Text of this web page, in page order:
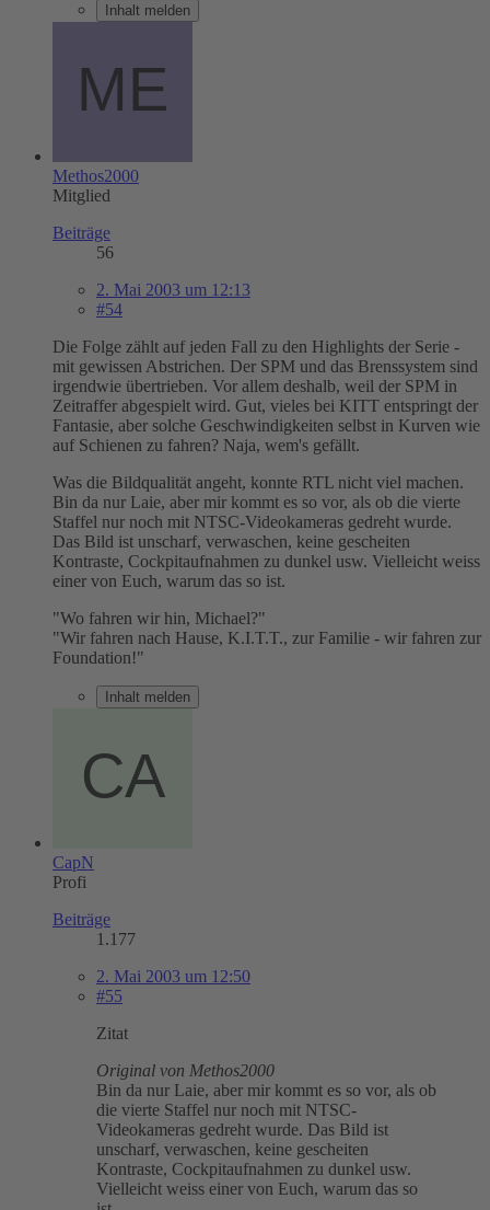
Inhalt melden
Methos2000
Mitglied
Beiträge
56
2. Mai 2003 um 12:13
#54
Die Folge zählt auf jeden Fall zu den Highlights der Serie -
mit gewissen Abstrichen. Der SPM und das Brenssystem sind
irgendwie übertrieben. Vor allem deshalb, weil der SPM in
Zeitraffer abgespielt wird. Gut, vieles bei KITT entspringt der
Fantasie, aber solche Geschwindigkeiten selbst in Kurven wie
auf Schienen zu fahren? Naja, wem's gefällt.
Was die Bildqualität angeht, konnte RTL nicht viel machen.
Bin da nur Laie, aber mir kommt es so vor, als ob die vierte
Staffel nur noch mit NTSC-Videokameras gedreht wurde.
Das Bild ist unscharf, verwaschen, keine gescheiten
Kontraste, Cockpitaufnahmen zu dunkel usw. Vielleicht weiss
einer von Euch, warum das so ist.
"Wo fahren wir hin, Michael?"
"Wir fahren nach Hause, K.I.T.T., zur Familie - wir fahren zur
Foundation!"
Inhalt melden
CapN
Profi
Beiträge
1.177
2. Mai 2003 um 12:50
#55
Zitat
Original von Methos2000
Bin da nur Laie, aber mir kommt es so vor, als ob
die vierte Staffel nur noch mit NTSC-
Videokameras gedreht wurde. Das Bild ist
unscharf, verwaschen, keine gescheiten
Kontraste, Cockpitaufnahmen zu dunkel usw.
Vielleicht weiss einer von Euch, warum das so